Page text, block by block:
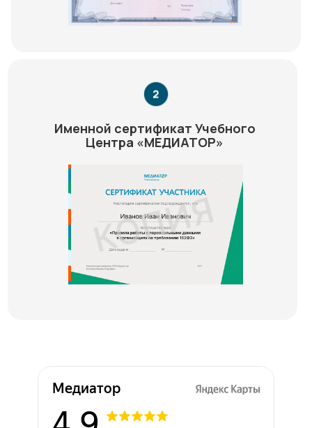
Именной сертификат Учебного
Центра «МЕДИАТОР»
Медиатор на карте Химок — Яндекс Карты